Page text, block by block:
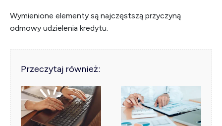
Wymienione elementy są najczęstszą przyczyną
odmowy udzielenia kredytu.
Przeczytaj również: